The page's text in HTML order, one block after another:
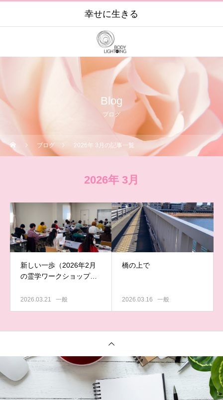
幸せに生きる
Blog
ブログ
ブログ 2026年 3月の記事一覧
2026年 3月
新しい一歩（2026年2月
の霊学ワークショップリ
2026.03.21 一般
橋の上で
2026.03.16 一般